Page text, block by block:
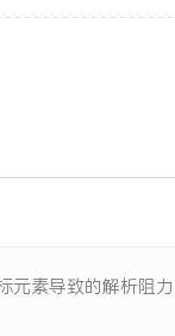
元素导致的解析阻